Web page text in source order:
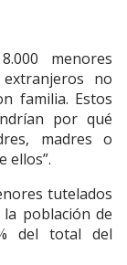
menores
no
familia. Estos
por qué
madres o
ellos”.
tutelados
la población de
del total del